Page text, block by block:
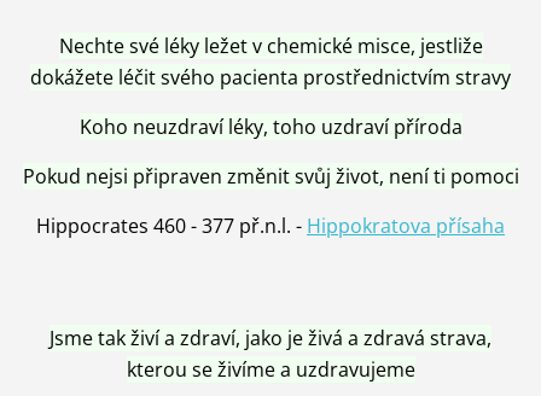
Nechte své léky ležet v chemické misce, jestliže
dokážete léčit svého pacienta prostřednictvím stravy
Koho neuzdraví léky, toho uzdraví příroda
Pokud nejsi připraven změnit svůj život, není ti pomoci
Hippocrates 460 - 377 př.n.l. - Hippokratova přísaha
Jsme tak živí a zdraví, jako je živá a zdravá strava,
kterou se živíme a uzdravujeme